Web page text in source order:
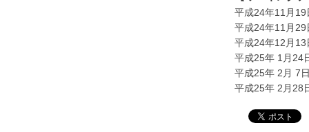
平成24年11月
平成24年11月
平成24年12月
平成25年 1月24
平成25年 2月 7
平成25年 2月28